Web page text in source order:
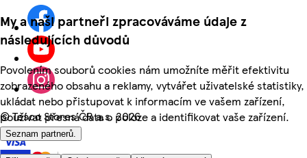
My a naši partneři zpracováváme údaje z
následujících důvodů
Povolením souborů cookies nám umožníte měřit efektivitu
zobrazeného obsahu a reklamy, vytvářet uživatelské statistiky,
ukládat nebo přistupovat k informacím ve vašem zařízení,
používat přesná data o poloze a identifikovat vaše zařízení.
Seznam partnerů.
©Tesco Stores ČR a.s. 2026